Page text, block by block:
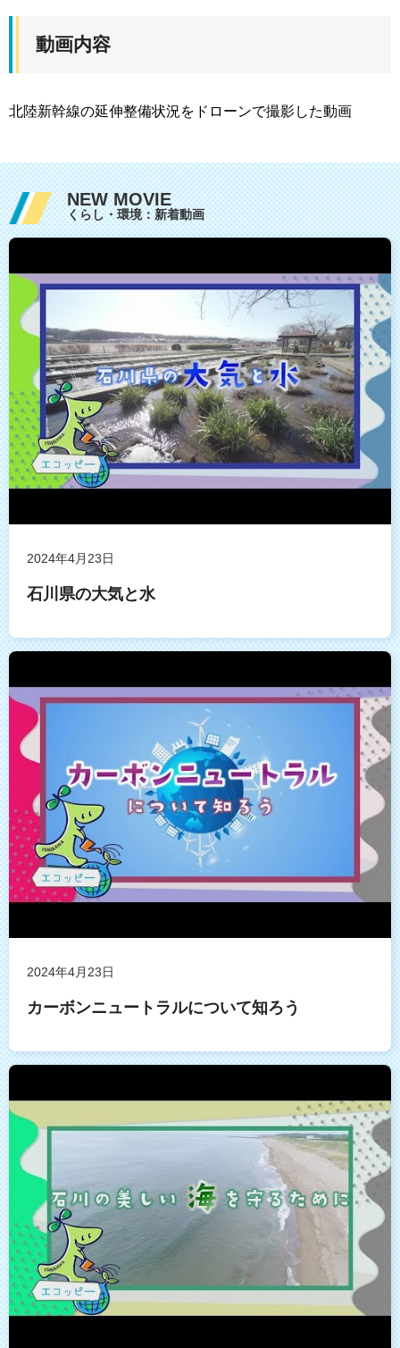
動画内容
北陸新幹線の延伸整備状況をドローンで撮影した動画
NEW MOVIE
くらし・環境：新着動画
2024年4月23日
石川県の大気と水
2024年4月23日
カーボンニュートラルについて知ろう